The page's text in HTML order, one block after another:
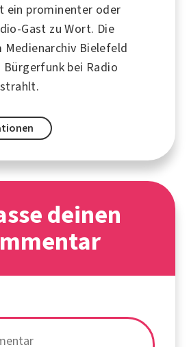
ein prominenter oder
Gast zu Wort. Die
Medienarchiv Bielefeld
bei Radio
deinen